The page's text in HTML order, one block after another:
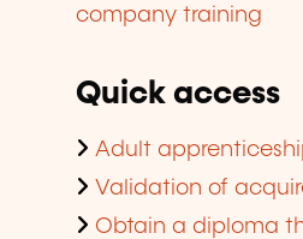
company training
Quick access
Adult
Validation of
Obtain a diploma